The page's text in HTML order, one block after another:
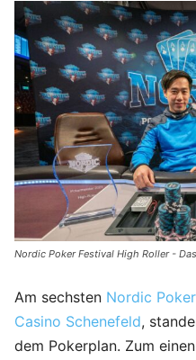
Nordic Poker Festival High Roller -
Am sechsten Nordic
Casino Schenefeld,
dem Pokerplan. Zum